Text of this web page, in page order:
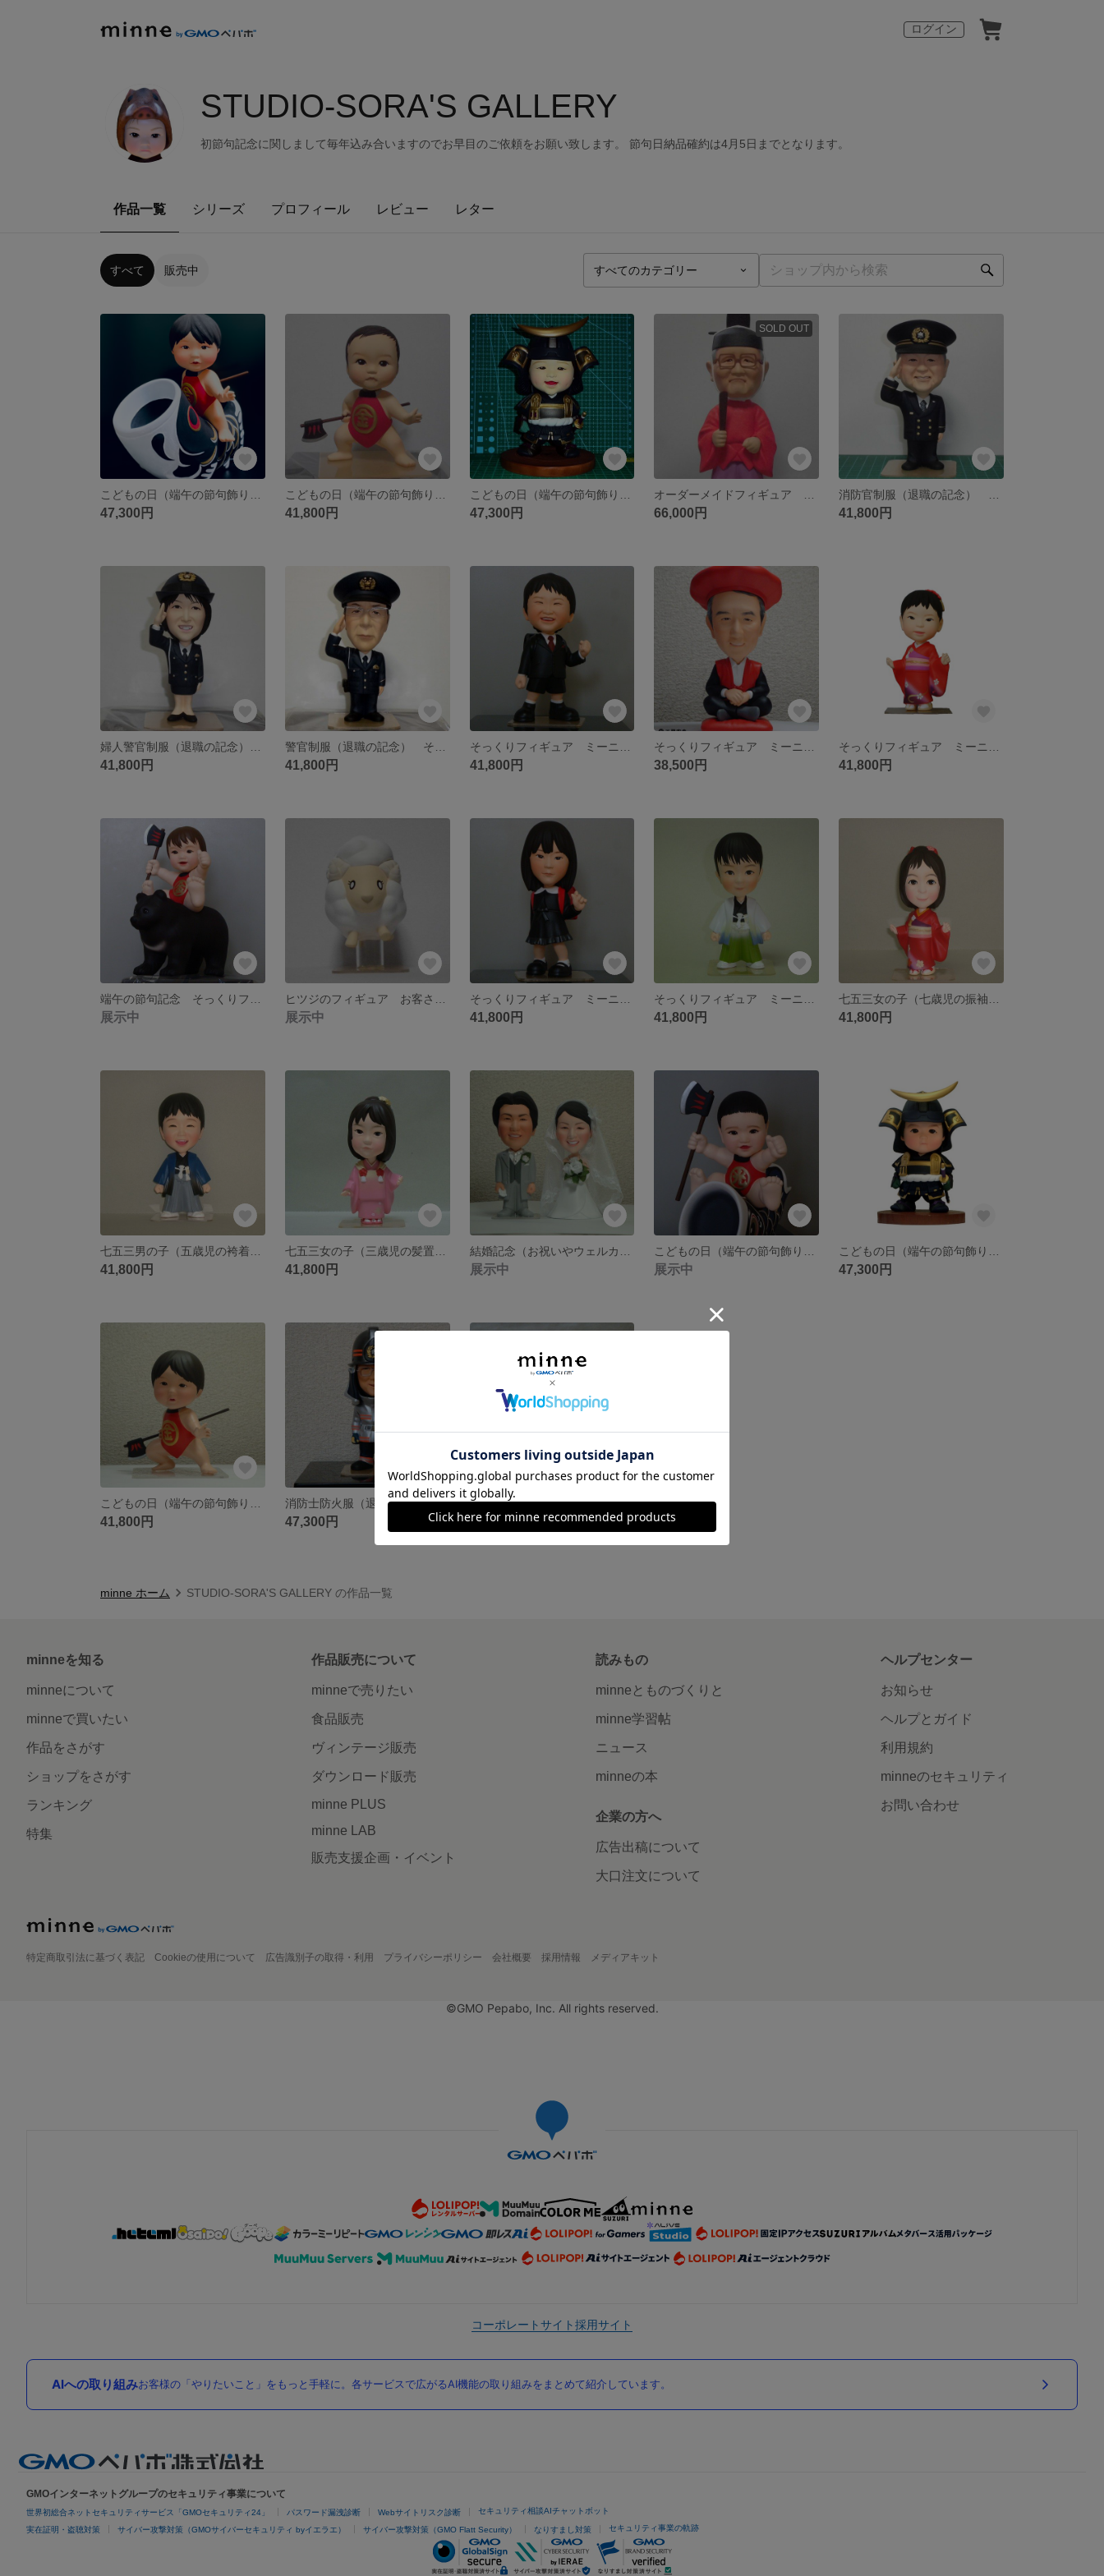
ログイン
STUDIO-SORA'S GALLERY
初節句記念に関しまして毎年込み合いますのでお早目のご依頼をお願い致します。 節句日納品確約は4月5日までとなります。
作品一覧 シリーズ プロフィール レビュー レター
すべて 販売中
47,300円 41,800円 47,300円
SOLD OUT
66,000円 41,800円
41,800円 41,800円 41,800円 38,500円 41,800円
展示中 展示中 41,800円 41,800円 41,800円
41,800円 41,800円 展示中 展示中 47,300円
41,800円
消防士防火服（退職の記念） そっくり人形
47,300円
干支衣装着ぐるみのそっくりフィギュア 申バージョン
24,200円
minne ホーム STUDIO-SORA'S GALLERY の作品一覧
minneを知る
minneについて
minneで買いたい
作品をさがす
ショップをさがす
ランキング
特集
作品販売について
minneで売りたい
食品販売
ヴィンテージ販売
ダウンロード販売
minne PLUS
minne LAB
販売支援企画・イベント
読みもの
minneとものづくりと
minne学習帖
ニュース
minneの本
企業の方へ
広告出稿について
大口注文について
ヘルプセンター
お知らせ
ヘルプとガイド
利用規約
minneのセキュリティ
お問い合わせ
特定商取引法に基づく表記 Cookieの使用について 広告識別子の取得・利用 プライバシーポリシー 会社概要 採用情報 メディアキット
©GMO Pepabo, Inc. All rights reserved.
コーポレートサイト採用サイト
AIへの取り組みお客様の「やりたいこと」をもっと手軽に。各サービスで広がるAI機能の取り組みをまとめて紹介しています。
GMOインターネットグループのセキュリティ事業について
世界初総合ネットセキュリティサービス「GMOセキュリティ24」 パスワード漏洩診断 Webサイトリスク診断 セキュリティ相談AIチャットボット
実在証明・盗聴対策 サイバー攻撃対策（GMOサイバーセキュリティ byイエラエ） サイバー攻撃対策（GMO Flatt Security） なりすまし対策 セキュリティ事業の軌跡